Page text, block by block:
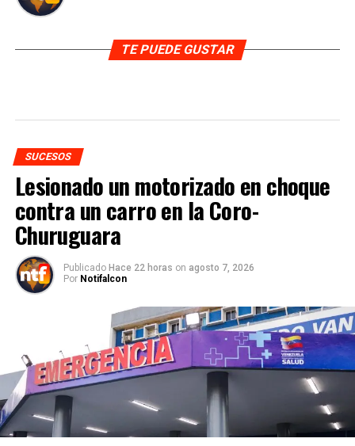
TE PUEDE GUSTAR
SUCESOS
Lesionado un motorizado en choque
contra un carro en la Coro-
Churuguara
Publicado Hace 22 horas on agosto 7, 2026
Por Notifalcon